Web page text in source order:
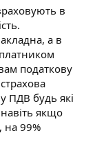
в
а в
податкову
ПДВ будь які
якщо
на 99%